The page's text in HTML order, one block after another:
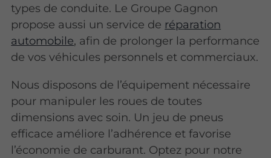
types de conduite. Le Groupe Gagnon
propose aussi un service de réparation
automobile, afin de prolonger la performance
de vos véhicules personnels et commerciaux.
Nous disposons de l’équipement nécessaire
pour manipuler les roues de toutes
dimensions avec soin. Un jeu de pneus
efficace améliore l’adhérence et favorise
l’économie de carburant. Optez pour notre